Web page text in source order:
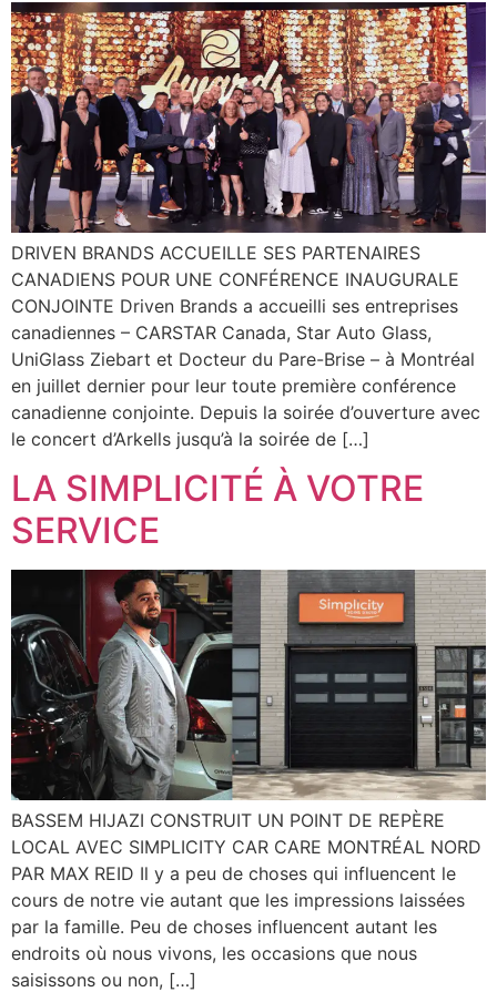
DRIVEN BRANDS ACCUEILLE SES PARTENAIRES
CANADIENS POUR UNE CONFÉRENCE INAUGURALE
CONJOINTE Driven Brands a accueilli ses entreprises
canadiennes – CARSTAR Canada, Star Auto Glass,
UniGlass Ziebart et Docteur du Pare-Brise – à Montréal
en juillet dernier pour leur toute première conférence
canadienne conjointe. Depuis la soirée d’ouverture avec
le concert d’Arkells jusqu’à la soirée de […]
LA SIMPLICITÉ À VOTRE
SERVICE
BASSEM HIJAZI CONSTRUIT UN POINT DE REPÈRE
LOCAL AVEC SIMPLICITY CAR CARE MONTRÉAL NORD
PAR MAX REID Il y a peu de choses qui influencent le
cours de notre vie autant que les impressions laissées
par la famille. Peu de choses influencent autant les
endroits où nous vivons, les occasions que nous
saisissons ou non, […]